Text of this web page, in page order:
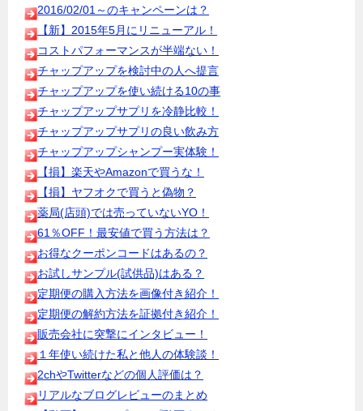
2016/02/01～のキャンペーンは？
【新】2015年5月にリニューアル！
コストパフォーマンスが半端ない！
チャップアップを検討中の人へ提言
チャップアップを使い続ける10の事
チャップアップサプリを冷静比較！
チャップアップサプリの良い飲み方
チャップアップシャンプー実体験！
【損】楽天やAmazonで買うな！
【損】ヤフオクで買うと偽物？
薬局(店頭)では売っていないYO！
61％OFF！最安値で買う方法は？
お得なクーポンコードはあるの？
お試しサンプル(試供品)はある？
定期便の購入方法を画像付き紹介！
定期便の解約方法を証拠付き紹介！
販売会社に突撃にインタビュー！
１年使い続けた私と他人の体験談！
2chやTwitterなどの個人評価は？
リアルなブログレビューのまとめ